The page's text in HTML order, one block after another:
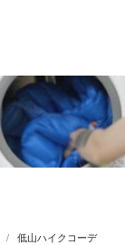
低山ハイクコーデ